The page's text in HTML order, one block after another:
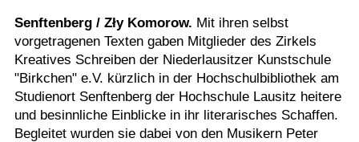
Gesellschaft
Wirtschaft
Service
Verkehr
Gesundheit
Senftenberg / Zły Komorow. Mit ihren selbst
vorgetragenen Texten gaben Mitglieder des Zirkels
Kreatives Schreiben der Niederlausitzer Kunstschule
"Birkchen" e.V. kürzlich in der Hochschulbibliothek am
Studienort Senftenberg der Hochschule Lausitz heitere
und besinnliche Einblicke in ihr literarisches Schaffen.
Begleitet wurden sie dabei von den Musikern Peter